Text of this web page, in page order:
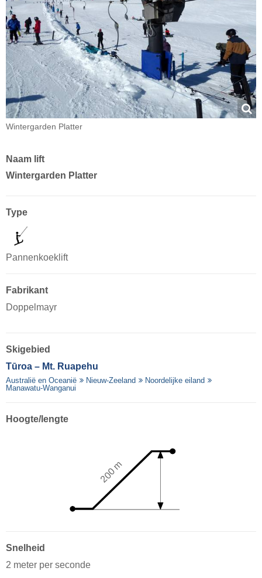
Wintergarden Platter
Naam lift
Wintergarden Platter
Type
Pannenkoeklift
Fabrikant
Doppelmayr
Skigebied
Tūroa – Mt. Ruapehu
Australië en Oceanië Nieuw-Zeeland
Noordelijke eiland
Manawatu-Wanganui
Hoogte/lengte
200 m
Snelheid
2 meter per seconde